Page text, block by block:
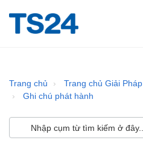
Trang chủ Trang chủ Giải Pháp
Ghi chú phát hành